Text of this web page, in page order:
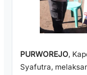
PURWOREJO,
Syafutra,